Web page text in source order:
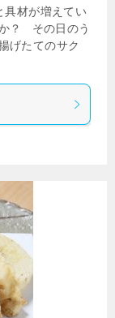
具材が増えてい
？ その日のう
げたてのサク